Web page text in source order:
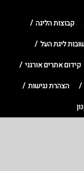
קבוצות הליגה
ליגת העל
קידום אתרים אורגני
הצהרת נגישות